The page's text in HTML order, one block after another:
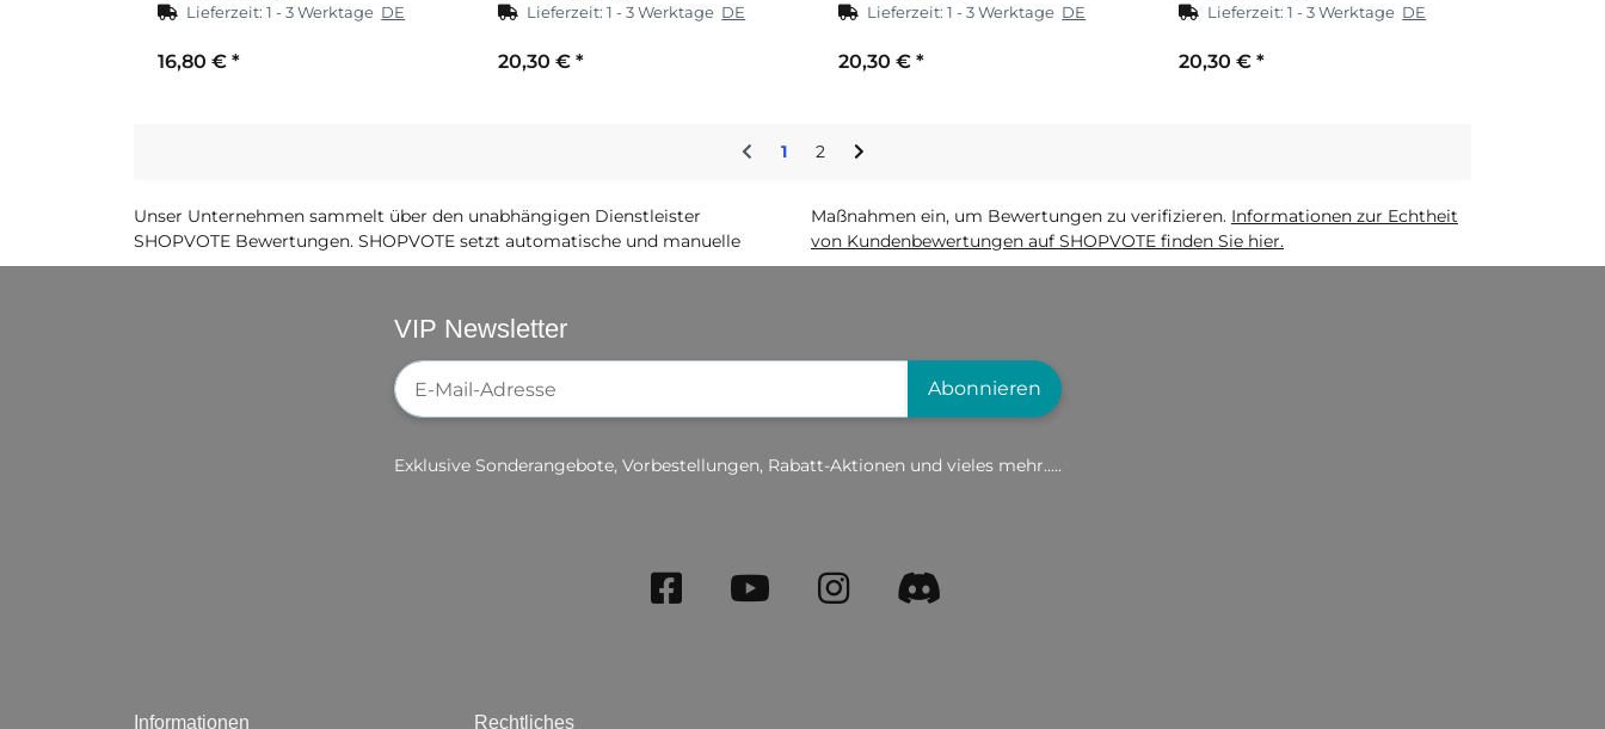
Lieferzeit:1 - 3 Werktage DE
16,80 € *
Lieferzeit:1 - 3 Werktage DE
20,30 € *
Lieferzeit:1 - 3 Werktage DE
20,30 € *
Lieferzeit:1 - 3 Werktage DE
20,30 € *
1 2
Unser Unternehmen sammelt über den unabhängigen Dienstleister
SHOPVOTE Bewertungen. SHOPVOTE setzt automatische und manuelle
Maßnahmen ein, um Bewertungen zu verifizieren. Informationen zur Echtheit
von Kundenbewertungen auf SHOPVOTE finden Sie hier.
VIP Newsletter
Newsletter-Registrierung
Abonnieren
Exklusive Sonderangebote, Vorbestellungen, Rabatt-Aktionen und vieles mehr.....
Informationen Rechtliches